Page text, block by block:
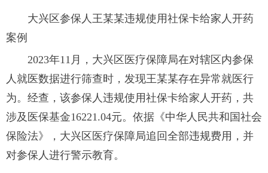
大兴区参保人王某某违规使用社保卡给家人开药
案例
2023年11月，大兴区医疗保障局在对辖区内参保
人就医数据进行筛查时，发现王某某存在异常就医行
为。经查，该参保人违规使用社保卡给家人开药，共
涉及医保基金16221.04元。依据《中华人民共和国社会
保险法》，大兴区医疗保障局追回全部违规费用，并
对参保人进行警示教育。